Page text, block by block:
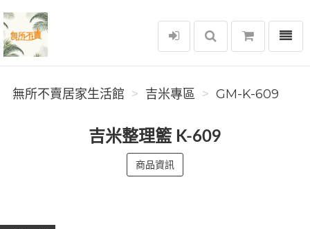
無所不賣居家生活館
選單
無所不賣居家生活館 吉米專區 GM-K-609
吉米整理籃 K-609
商品資訊